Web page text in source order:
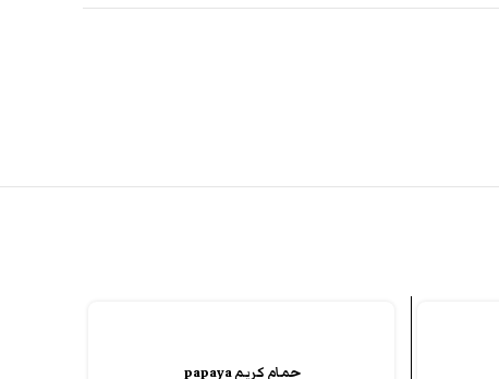
حمام كريم papaya